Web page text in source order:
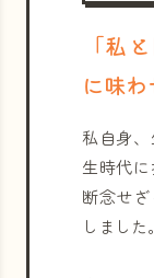
「私
に味わ
私自身
生時代
断念せ
しました。